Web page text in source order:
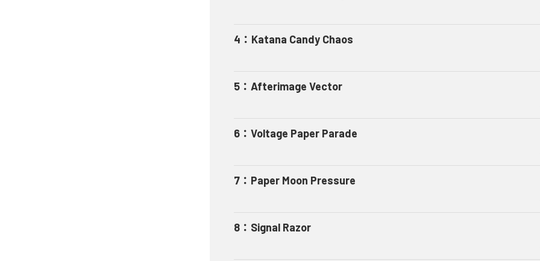
4 ： Katana Candy Chaos
5 ： Afterimage Vector
6 ： Voltage Paper Parade
7 ： Paper Moon Pressure
8 ： Signal Razor